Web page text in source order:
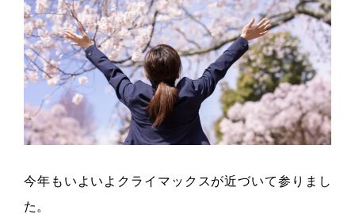
今年もいよいよクライマックスが近づいて参りまし
た。